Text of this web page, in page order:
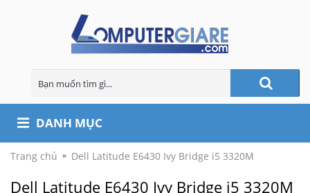
DANH MỤC
Trang chủ Dell Latitude E6430 Ivy Bridge i5 3320M
Dell Latitude E6430 Ivy Bridge i5 3320M